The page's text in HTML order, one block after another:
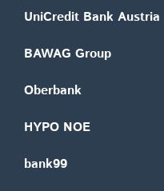
UniCredit Bank Austria
BAWAG Group
Oberbank
HYPO NOE
bank99